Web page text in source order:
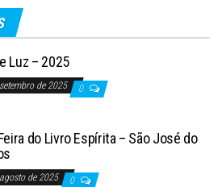
Luz – 2025
de 2025 0
do Livro Espírita – São José do
de 2025 0